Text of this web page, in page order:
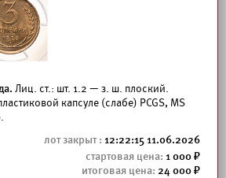
Лиц. ст.: шт. 1.2 — з. ш. плоский.
капсуле (слабе) РCGS, MS
12:22:15 11.06.2026
1 000
24 000